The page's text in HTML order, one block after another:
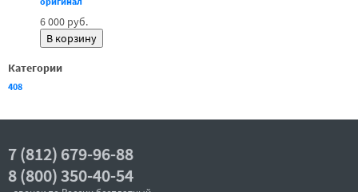
6 000 руб.
Категории
408
7 (812) 679-96-88
8 (800) 350-40-54